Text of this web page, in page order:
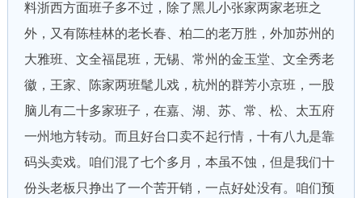
料浙西方面班子多不过，除了黑儿小张家两家老班之
外，又有陈桂林的老长春、柏二的老万胜，外加苏州的
大雅班、文全福昆班，无锡、常州的金玉堂、文全秀老
徽，王家、陈家两班髦儿戏，杭州的群芳小京班，一股
脑儿有二十多家班子，在嘉、湖、苏、常、松、太五府
一州地方转动。而且好台口卖不起行情，十有八九是靠
码头卖戏。咱们混了七个多月，本虽不蚀，但是我们十
份头老板只挣出了一个苦开销，一点好处没有。咱们预